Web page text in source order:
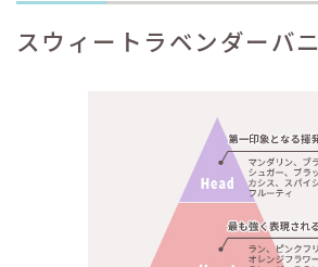
スウィートラベンダーバ